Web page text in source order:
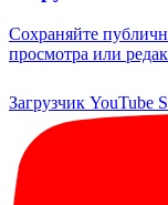
Сохраняйте
просмотра или
Загрузчик YouTube